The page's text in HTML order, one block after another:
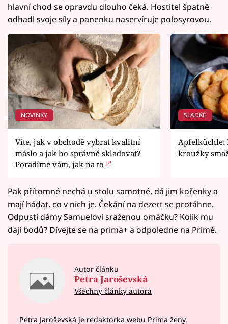
hlavní chod se opravdu dlouho čeká. Hostitel špatně
odhadl svoje síly a panenku naservíruje polosyrovou.
NOVINKY
Víte, jak v obchodě vybrat kvalitní
máslo a jak ho správně skladovat?
Poradíme vám, jak na to
SLADKÉ
Apfelküchle:
kroužky
Pak přítomné nechá u stolu samotné, dá jim kořenky a
mají hádat, co v nich je. Čekání na dezert se protáhne.
Odpustí dámy Samuelovi sraženou omáčku? Kolik mu
dají bodů? Dívejte se na prima+ a odpoledne na Primě.
Autor článku
Petra Jaroševská
Všechny články autora
Petra Jaroševská je redaktorka webu Prima ženy.